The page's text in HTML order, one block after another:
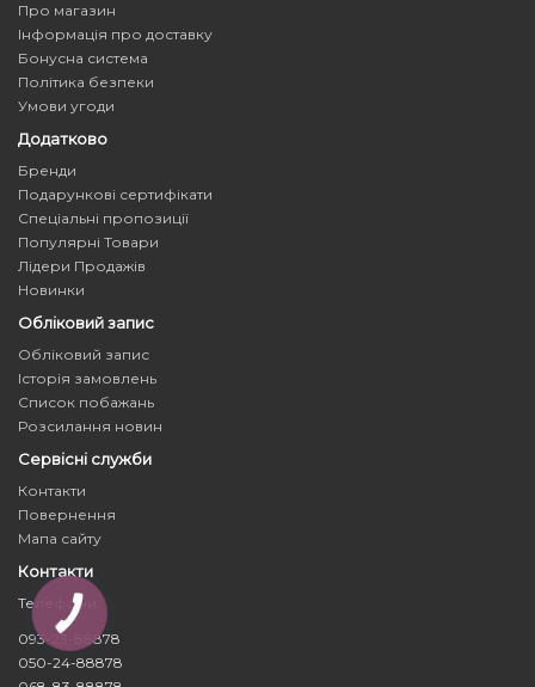
Про магазин
Інформація про доставку
Бонусна система
Політика безпеки
Умови угоди
Додатково
Бренди
Подарункові сертифікати
Спеціальні пропозиції
Популярні Товари
Лідери Продажів
Новинки
Обліковий запис
Обліковий запис
Історія замовлень
Список побажань
Розсилання новин
Сервісні служби
Контакти
Повернення
Мапа сайту
Контакти
Телефони:
093-23-88878
050-24-88878
КНОПКА
ЗВ'ЯЗКУ